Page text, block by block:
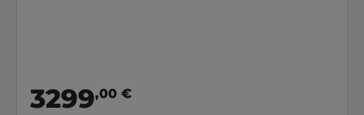
3299,00 €